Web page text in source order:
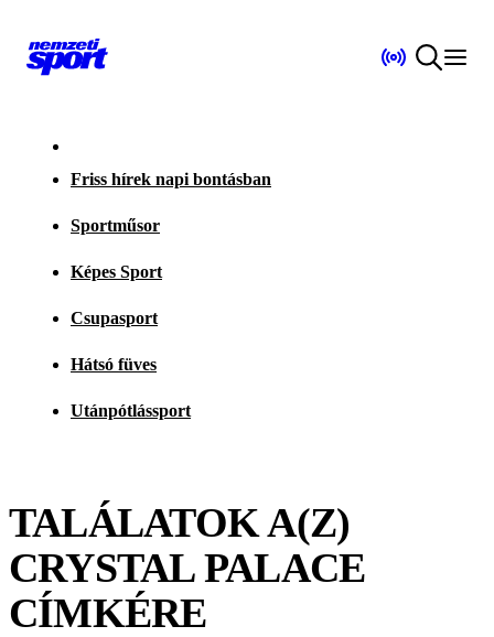
Friss hírek napi bontásban
Sportműsor
Képes Sport
Csupasport
Hátsó füves
Utánpótlássport
TALÁLATOK A(Z)
CRYSTAL PALACE
CÍMKÉRE